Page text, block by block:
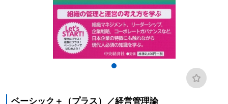
ベーシック＋（プラス）／経営管理論